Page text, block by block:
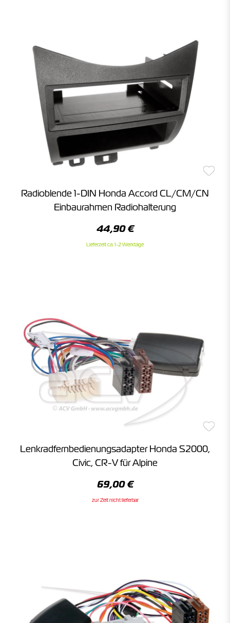
Radioblende 1-DIN Honda Accord CL/CM/CN
Einbaurahmen Radiohalterung
44,90 €
Lieferzeit ca. 1-2 Werktage
Lenkradfernbedienungsadapter Honda S2000,
Civic, CR-V für Alpine
69,00 €
zur Zeit nicht lieferbar